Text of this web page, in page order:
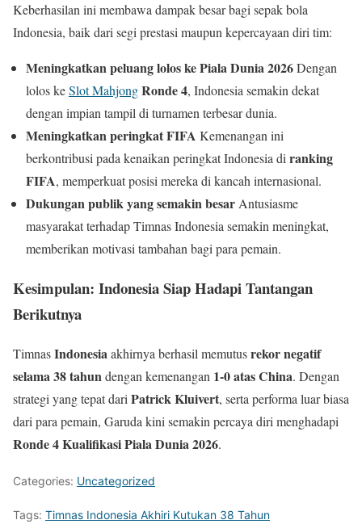
Keberhasilan ini membawa dampak besar bagi sepak bola
Indonesia, baik dari segi prestasi maupun kepercayaan diri tim:
Meningkatkan peluang lolos ke Piala Dunia 2026Dengan
lolos keSlot MahjongRonde 4, Indonesia semakin dekat
dengan impian tampil di turnamen terbesar dunia.
Meningkatkan peringkat FIFA Kemenangan ini
berkontribusi pada kenaikan peringkat Indonesia diranking
FIFA, memperkuat posisi mereka di kancah internasional.
Dukungan publik yang semakin besarAntusiasme
masyarakat terhadap Timnas Indonesia semakin meningkat,
memberikan motivasi tambahan bagi para pemain.
Kesimpulan: Indonesia Siap Hadapi Tantangan
Berikutnya
TimnasIndonesiaakhirnya berhasil memutusrekor negatif
selama 38 tahundengan kemenangan 1-0 atas China. Dengan
strategi yang tepat dari Patrick Kluivert, serta performa luar biasa
dari para pemain, Garuda kini semakin percaya diri menghadapi
Ronde 4 Kualifikasi Piala Dunia 2026.
Categories: Uncategorized
Tags: Timnas Indonesia Akhiri Kutukan 38 Tahun